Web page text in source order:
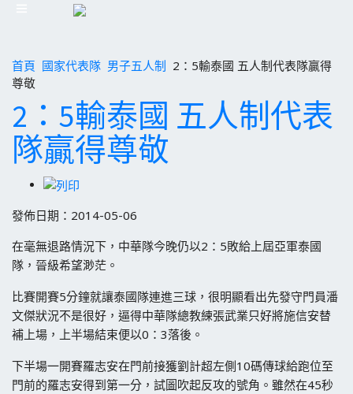
首頁 國家代表隊 男子五人制 2：5輸泰國 五人制代表隊贏得
尊敬
2：5輸泰國 五人制代表
隊贏得尊敬
發佈日期：2014-05-06
在毫無退路情況下，中華隊今晚仍以2：5敗給上屆亞軍泰國
隊，晉級希望渺茫。
比賽開賽5分鐘就讓泰國隊連進三球，很明顯看出先發守門員潘
文傑狀況不是很好，逼得中華隊總教練張武業只好將施信安替
補上場，上半場結束便以0：3落後。
下半場一開賽羅志安在門前接獲劉計超左側10碼傳球給跑位至
門前的羅志安得到第一分，試圖吹起反攻的號角。雖然在45秒